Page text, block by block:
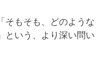
そもそも、どのような
という、より深い問い